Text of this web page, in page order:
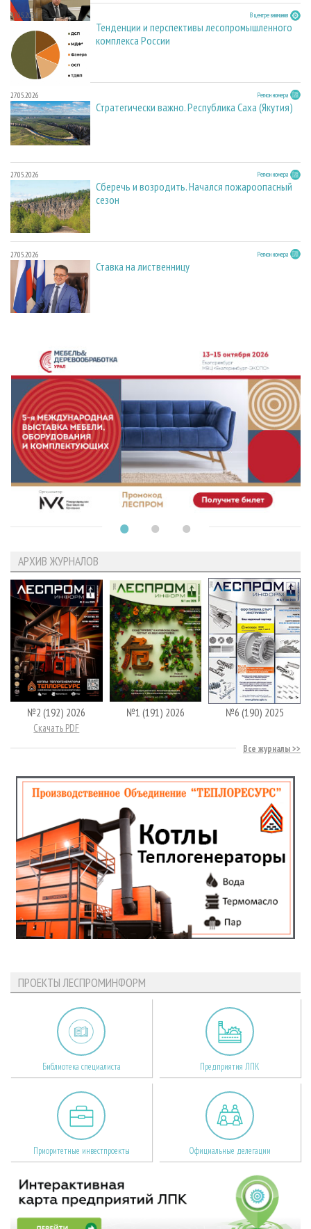
27.05.2026 В центре внимания
Тенденции и перспективы лесопромышленного
комплекса России
27.05.2026 Регион номера
Стратегически важно. Республика Саха (Якутия)
27.05.2026 Регион номера
Сберечь и возродить. Начался пожароопасный
сезон
27.05.2026 Регион номера
Ставка на лиственницу
АРХИВ ЖУРНАЛОВ
№2 (192) 2026
Скачать PDF
№1 (191) 2026 №6 (190) 2025
Все журналы
ПРОЕКТЫ ЛЕСПРОМИНФОРМ
Библиотека специалиста Предприятия ЛПК
Приоритетные инвестпроекты Официальные делегации